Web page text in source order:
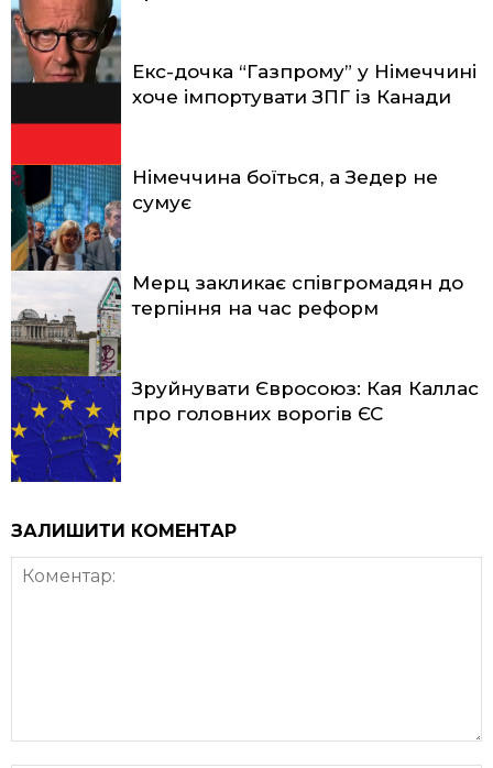
Екс-дочка “Газпрому” у Німеччині
хоче імпортувати ЗПГ із Канади
Німеччина боїться, а Зедер не
сумує
Мерц закликає співгромадян до
терпіння на час реформ
Зруйнувати Євросоюз: Кая Каллас
про головних ворогів ЄС
ЗАЛИШИТИ КОМЕНТАР